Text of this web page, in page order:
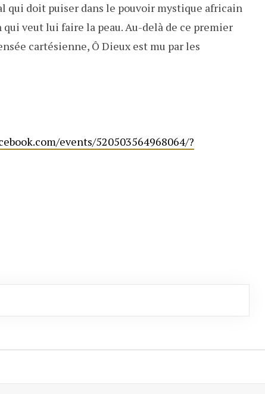
qui doit puiser dans le pouvoir mystique africain
veut lui faire la peau. Au-delà de ce premier
cartésienne, Ô Dieux est mu par les
events/520503564968064/?